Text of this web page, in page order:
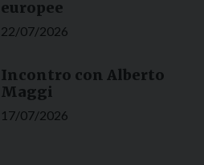
europee
22/07/2026
Incontro con Alberto
Maggi
17/07/2026